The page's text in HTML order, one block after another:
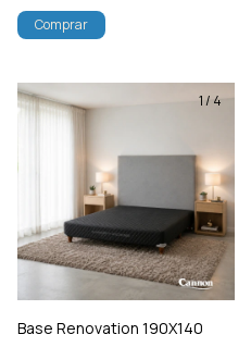
Comprar
1/ 4
Base Renovation 190X140